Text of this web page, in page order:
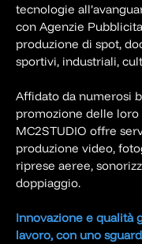
tecnologie
con Agenzie
produzione di spot,
sportivi, industriali,
Affidato da numerosi
promozione delle loro
MC2STUDIO offre
produzione video,
riprese aeree,
doppiaggio.
Innovazione e qualità
lavoro, con uno